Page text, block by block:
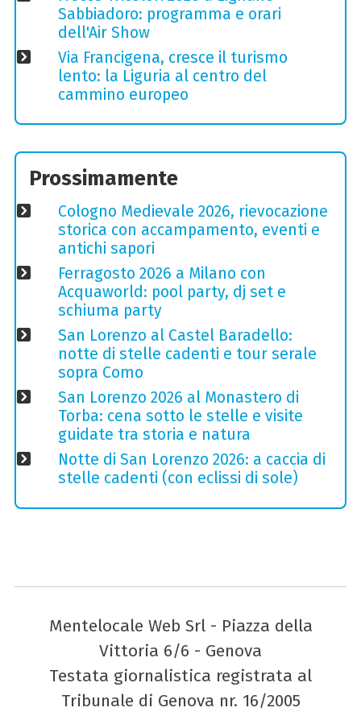
Sabbiadoro: programma e orari
dell'Air Show
Via Francigena, cresce il turismo
lento: la Liguria al centro del
cammino europeo
Prossimamente
Cologno Medievale 2026, rievocazione
storica con accampamento, eventi e
antichi sapori
Ferragosto 2026 a Milano con
Acquaworld: pool party, dj set e
schiuma party
San Lorenzo al Castel Baradello:
notte di stelle cadenti e tour serale
sopra Como
San Lorenzo 2026 al Monastero di
Torba: cena sotto le stelle e visite
guidate tra storia e natura
Notte di San Lorenzo 2026: a caccia di
stelle cadenti (con eclissi di sole)
Mentelocale Web Srl - Piazza della
Vittoria 6/6 - Genova
Testata giornalistica registrata al
Tribunale di Genova nr. 16/2005